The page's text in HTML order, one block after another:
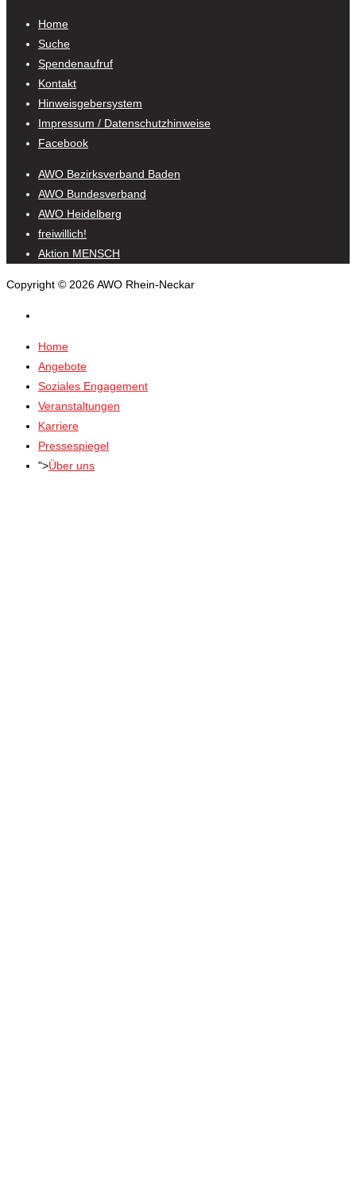
Home
Suche
Spendenaufruf
Kontakt
Hinweisgebersystem
Impressum / Datenschutzhinweise
Facebook
AWO Bezirksverband Baden
AWO Bundesverband
AWO Heidelberg
freiwillich!
Aktion MENSCH
Copyright © 2026 AWO Rhein-Neckar
Home
Angebote
Soziales Engagement
Veranstaltungen
Karriere
Pressespiegel
">Über uns